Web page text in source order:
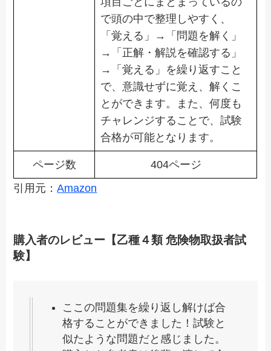
で頭の中で整理しやすく、
「覚える」→「問題を解く」
→「正解・解説を確認する」
→「覚える」を繰り返すこと
で、意識せずに覚え、解くこ
とができます。また、何度も
チャレンジすることで、試験
合格が可能となります。
ページ数
404ページ
引用元：Amazon
購入者のレビュー【乙種４類 危険物取扱者試
験】
ここの問題集を繰り返し解けば合
格することができました！試験と
似たような問題だと感じました。